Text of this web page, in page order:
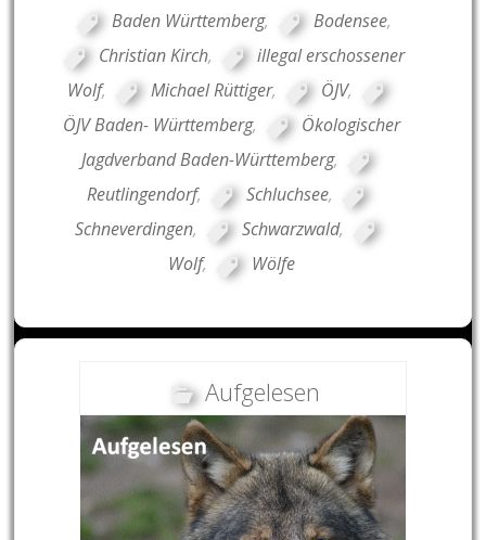
Baden Württemberg, Bodensee,
Christian Kirch,
illegal erschossener
Wolf, Michael Rüttiger, ÖJV,
ÖJV Baden- Württemberg,
Ökologischer
Jagdverband Baden-Württemberg,
Reutlingendorf, Schluchsee,
Schneverdingen, Schwarzwald,
Wolf, Wölfe
Aufgelesen